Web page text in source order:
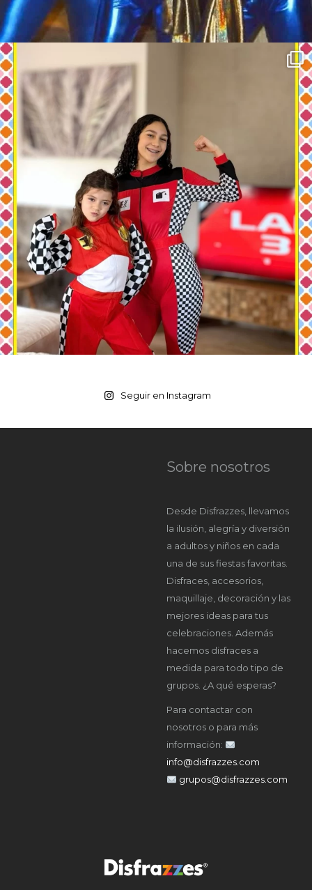
Seguir en Instagram
Sobre nosotros
Desde Disfrazzes, llevamos
la ilusión, alegría y diversión
a adultos y niños en cada
una de sus fiestas favoritas.
Disfraces, accesorios,
maquillaje, decoración y las
mejores ideas para tus
celebraciones. Además
hacemos disfraces a
medida para todo tipo de
grupos. ¿A qué esperas?
Para contactar con
nosotros o para más
información:
info@disfrazzes.com
grupos@disfrazzes.com